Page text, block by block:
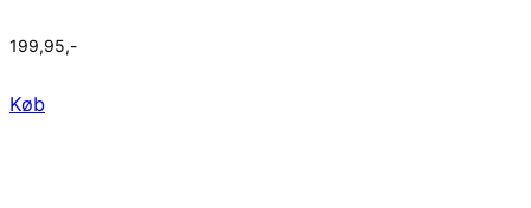
Køb
199,95,-